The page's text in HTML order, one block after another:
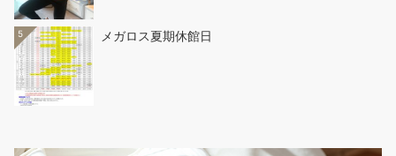
5 メガロス夏期休館日